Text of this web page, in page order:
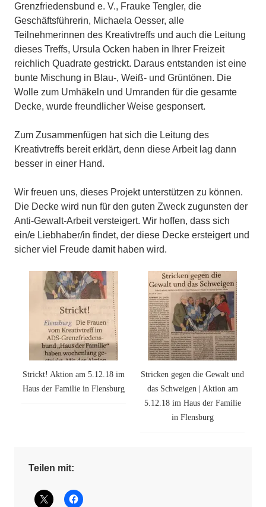
Grenzfriedensbund e. V., Frauke Tengler, die
Geschäftsführerin, Michaela Oesser, alle
Teilnehmerinnen des Kreativtreffs und auch die Leitung
dieses Treffs, Ursula Ocken haben in Ihrer Freizeit
reichlich Quadrate gestrickt. Daraus entstanden ist eine
bunte Mischung in Blau-, Weiß- und Grüntönen. Die
Wolle zum Umhäkeln und Umranden für die gesamte
Decke, wurde freundlicher Weise gesponsert.
Zum Zusammenfügen hat sich die Leitung des
Kreativtreffs bereit erklärt, denn diese Arbeit lag dann
besser in einer Hand.
Wir freuen uns, dieses Projekt unterstützen zu können.
Die Decke wird nun für den guten Zweck zugunsten der
Anti-Gewalt-Arbeit versteigert. Wir hoffen, dass sich
ein/e Liebhaber/in findet, der diese Decke ersteigert und
sicher viel Freude damit haben wird.
Strickt! Aktion am 5.12.18 im
Haus der Familie in Flensburg
Stricken gegen die Gewalt und
das Schweigen | Aktion am
5.12.18 im Haus der Familie
in Flensburg
Teilen mit: